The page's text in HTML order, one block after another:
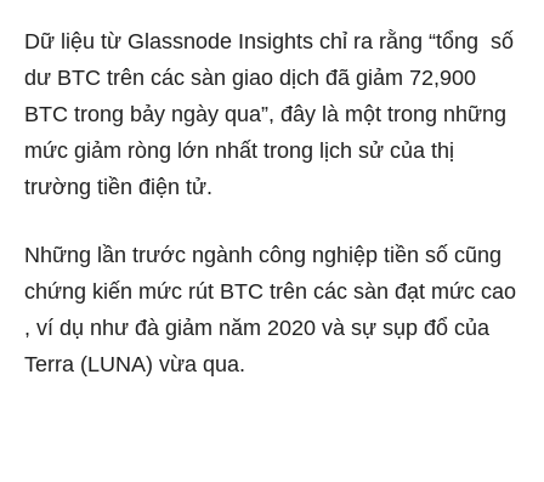
Dữ liệu từ Glassnode Insights chỉ ra rằng “tổng số
dư BTC trên các sàn giao dịch đã giảm 72,900
BTC trong bảy ngày qua”, đây là một trong những
mức giảm ròng lớn nhất trong lịch sử của thị
trường tiền điện tử.
Những lần trước ngành công nghiệp tiền số cũng
chứng kiến mức rút BTC trên các sàn đạt mức cao
, ví dụ như đà giảm năm 2020 và sự sụp đổ của
Terra (LUNA) vừa qua.